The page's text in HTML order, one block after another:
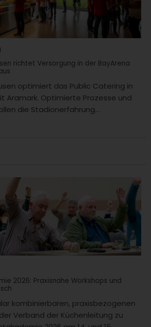
richtet Versorgung in der BayArena
optimiert das Public Catering in
Aramark. Optimierte Prozesse und
die Stadionerfahrung...
2026: Praxisnahe Workshops und
kombinierbaren, praxisbezogenen
Verband der Küchenleitung zu